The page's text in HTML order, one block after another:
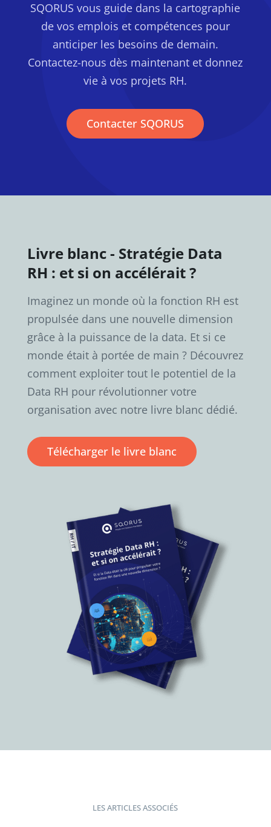
SQORUS vous guide dans la cartographie
de vos emplois et compétences pour
anticiper les besoins de demain.
Contactez-nous dès maintenant et donnez
vie à vos projets RH.
Contacter SQORUS
Livre blanc - Stratégie Data
RH : et si on accélérait ?
Imaginez un monde où la fonction RH est
propulsée dans une nouvelle dimension
grâce à la puissance de la data. Et si ce
monde était à portée de main ? Découvrez
comment exploiter tout le potentiel de la
Data RH pour révolutionner votre
organisation avec notre livre blanc dédié.
Télécharger le livre blanc
LES ARTICLES ASSOCIÉS